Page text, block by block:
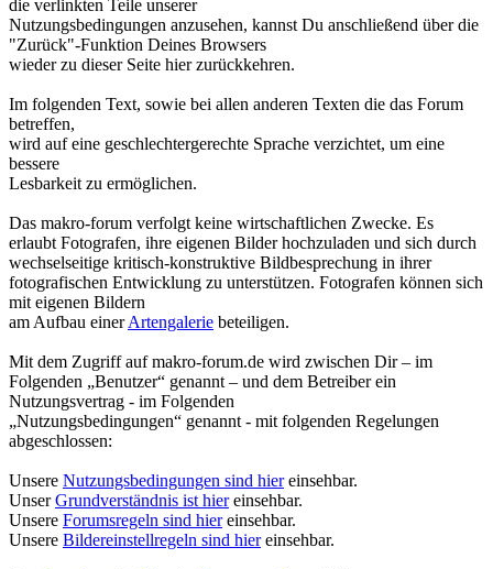
die verlinkten Teile unserer
Nutzungsbedingungen anzusehen, kannst Du anschließend über die
"Zurück"-Funktion Deines Browsers
wieder zu dieser Seite hier zurückkehren.
Im folgenden Text, sowie bei allen anderen Texten die das Forum
betreffen,
wird auf eine geschlechtergerechte Sprache verzichtet, um eine
bessere
Lesbarkeit zu ermöglichen.
Das makro-forum verfolgt keine wirtschaftlichen Zwecke. Es
erlaubt Fotografen, ihre eigenen Bilder hochzuladen und sich durch
wechselseitige kritisch-konstruktive Bildbesprechung in ihrer
fotografischen Entwicklung zu unterstützen. Fotografen können sich
mit eigenen Bildern
am Aufbau einerArtengalerie beteiligen.
Mit dem Zugriff auf makro-forum.de wird zwischen Dir – im
Folgenden „Benutzer“ genannt – und dem Betreiber ein
Nutzungsvertrag - im Folgenden
„Nutzungsbedingungen“ genannt - mit folgenden Regelungen
abgeschlossen:
Unsere Nutzungsbedingungen sind hiereinsehbar.
UnserGrundverständnis ist hiereinsehbar.
Unsere Forumsregeln sind hiereinsehbar.
Unsere Bildereinstellregeln sind hiereinsehbar.